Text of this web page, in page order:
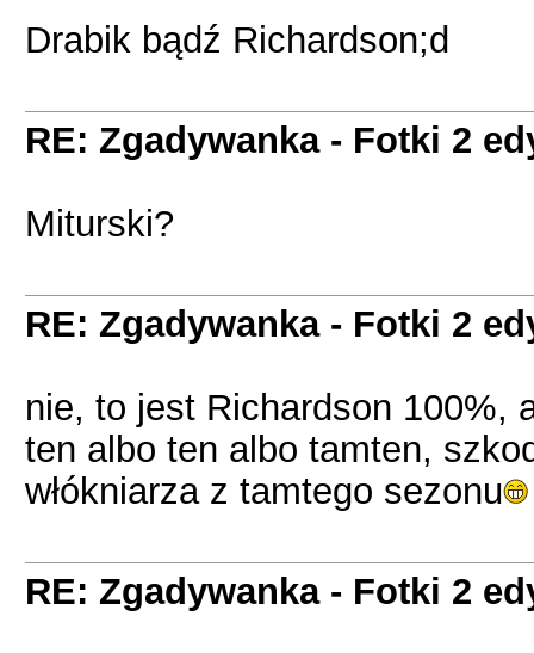
Drabik bądź Richardson;d
RE: Zgadywanka - Fotki 2
Miturski?
RE: Zgadywanka - Fotki 2
nie, to jest Richardson 100%,
ten albo ten albo tamten,
włókniarza z tamtego sezonu
RE: Zgadywanka - Fotki 2